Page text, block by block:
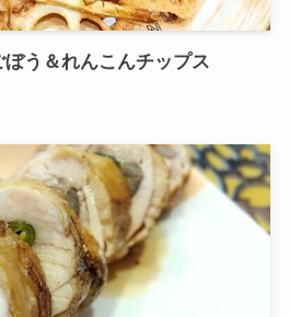
う＆れんこんチップス